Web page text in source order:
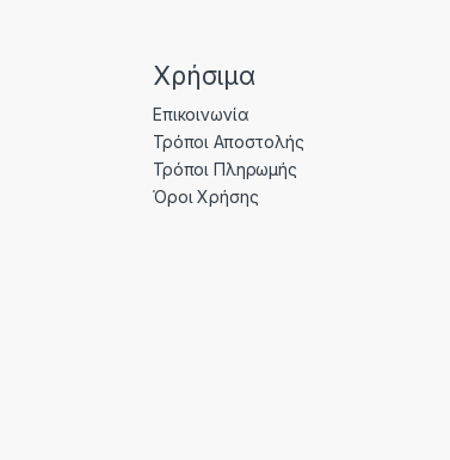
Χρήσιμα
Επικοινωνία
Τρόποι Αποστολής
Τρόποι Πληρωμής
Όροι Χρήσης